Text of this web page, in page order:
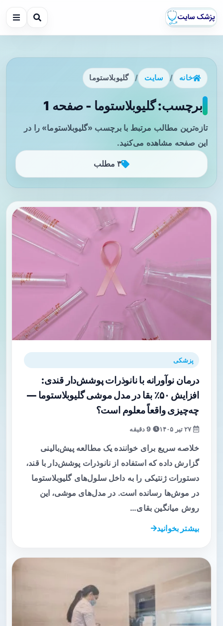
خانه / سایت / گلیوبلاستوما
برچسب: گلیوبلاستوما - صفحه 1
تازه‌ترین مطالب مرتبط با برچسب «گلیوبلاستوما» را در
این صفحه مشاهده می‌کنید.
۳ مطلب
پزشکی
درمان نوآورانه با نانوذرات پوشش‌دار قندی:
افزایش ۵۰٪ بقا در مدل موشی گلیوبلاستوما —
چه‌چیزی واقعاً معلوم است؟
خلاصه سریع برای خواننده یک مطالعه پیش‌بالینی
گزارش داده که استفاده از نانوذرات پوشش‌دار با قند،
دستورات ژنتیکی را به داخل سلول‌های گلیوبلاستوما
در موش‌ها رسانده است. در مدل‌های موشی، این
روش میانگین بقای…
بیشتر بخوانید